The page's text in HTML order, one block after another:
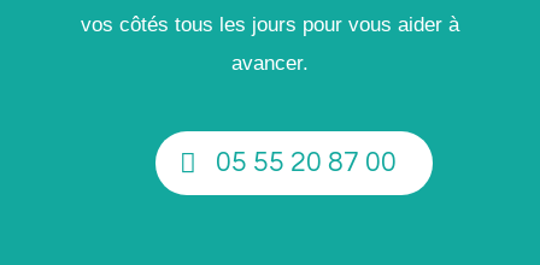
vos côtés tous les jours pour vous aider à
avancer.
05 55 20 87 00